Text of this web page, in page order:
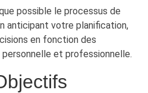
possible le processus de
anticipant votre planification,
en fonction des
et professionnelle.